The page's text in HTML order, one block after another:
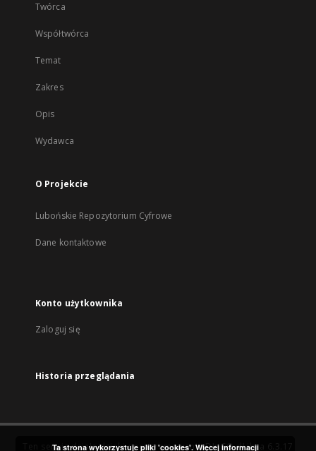
Twórca
Współtwórca
Temat
Zakres
Opis
Wydawca
O Projekcie
Lubońskie Repozytorium Cyfrowe
Dane kontaktowe
Konto użytkownika
Zaloguj się
Historia przeglądania
Ten serwis działa dzięki oprogramowaniuDInGO dLibra 6.3.17
Ta strona wykorzystuje pliki 'cookies'. Więcej informacji